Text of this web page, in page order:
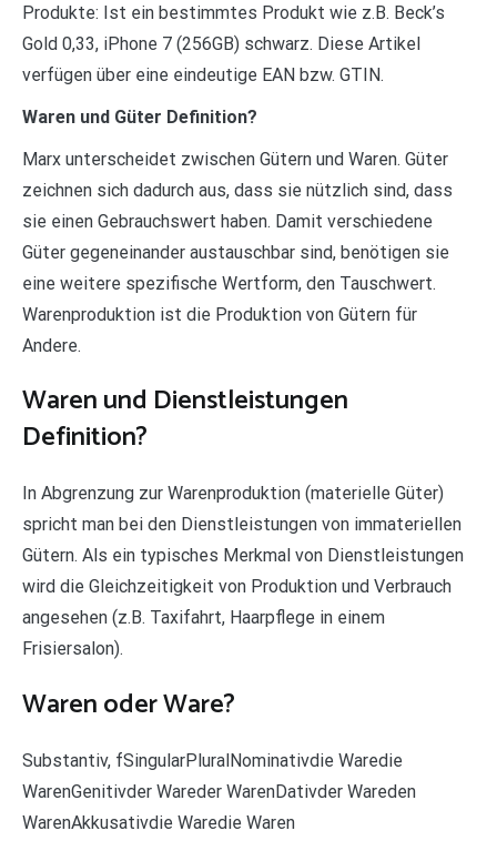
Produkte: Ist ein bestimmtes Produkt wie z.B. Beck’s
Gold 0,33, iPhone 7 (256GB) schwarz. Diese Artikel
verfügen über eine eindeutige EAN bzw. GTIN.
Waren und Güter Definition?
Marx unterscheidet zwischen Gütern und Waren. Güter
zeichnen sich dadurch aus, dass sie nützlich sind, dass
sie einen Gebrauchswert haben. Damit verschiedene
Güter gegeneinander austauschbar sind, benötigen sie
eine weitere spezifische Wertform, den Tauschwert.
Warenproduktion ist die Produktion von Gütern für
Andere.
Waren und Dienstleistungen
Definition?
In Abgrenzung zur Warenproduktion (materielle Güter)
spricht man bei den Dienstleistungen von immateriellen
Gütern. Als ein typisches Merkmal von Dienstleistungen
wird die Gleichzeitigkeit von Produktion und Verbrauch
angesehen (z.B. Taxifahrt, Haarpflege in einem
Frisiersalon).
Waren oder Ware?
Substantiv, fSingularPluralNominativdie Waredie
WarenGenitivder Wareder WarenDativder Wareden
WarenAkkusativdie Waredie Waren